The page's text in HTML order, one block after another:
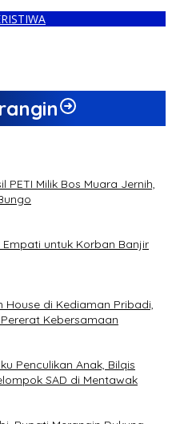
PETI Milik Bos Muara Jernih,
Empati untuk Korban Banjir
House di Kediaman Pribadi,
Kebersamaan
Penculikan Anak, Bilqis
SAD di Mentawak